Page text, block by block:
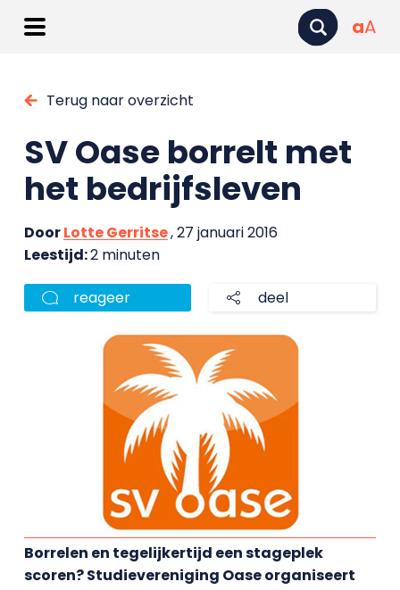
aA
Terug naar overzicht
SV Oase borrelt met
het bedrijfsleven
DoorLotte Gerritse, 27 januari 2016
Leestijd:2 minuten
reageer deel
Borrelen en tegelijkertijd een stageplek
scoren? Studievereniging Oase organiseert